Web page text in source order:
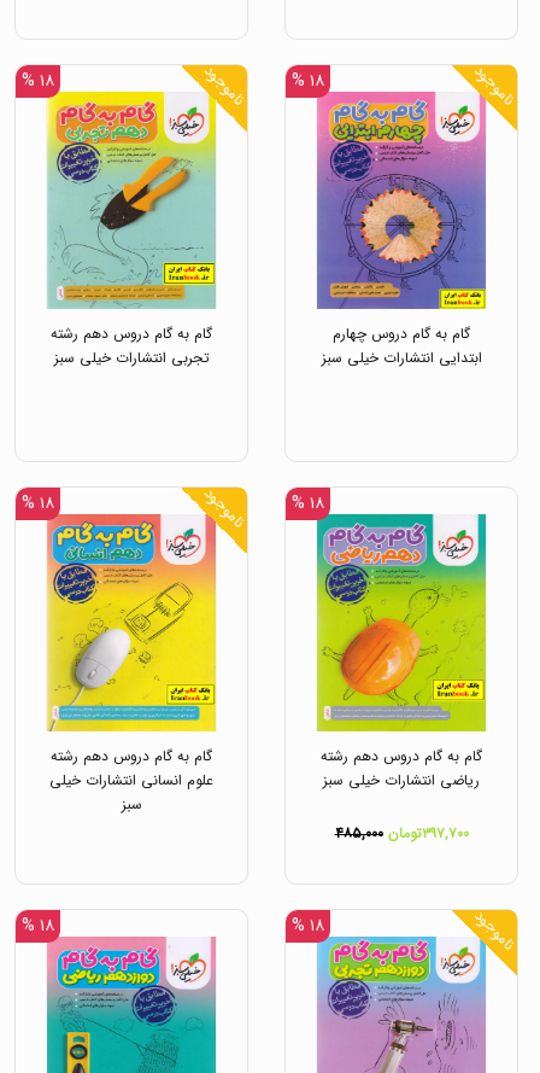
ناموجود ۱۸ %
گام به گام دروس چهارم
ابتدایی انتشارات خیلی سبز
ناموجود ۱۸ %
گام به گام دروس دهم رشته
تجربی انتشارات خیلی سبز
۱۸ %
گام به گام دروس دهم رشته
ریاضی انتشارات خیلی سبز
۳۹۷,۷۰۰تومان ۴۸۵,۰۰۰
ناموجود ۱۸ %
گام به گام دروس دهم رشته
علوم انسانی انتشارات خیلی
سبز
ناموجود ۱۸ % ۱۸ %